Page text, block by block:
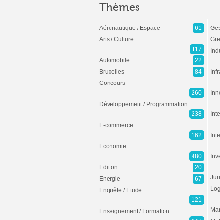
Thèmes
Aéronautique / Espace
61
Arts / Culture
117
Automobile
22
Bruxelles
84
Concours
260
Développement / Programmation
238
E-commerce
162
Economie
480
Edition
20
Energie
67
Enquête / Etude
121
Enseignement / Formation